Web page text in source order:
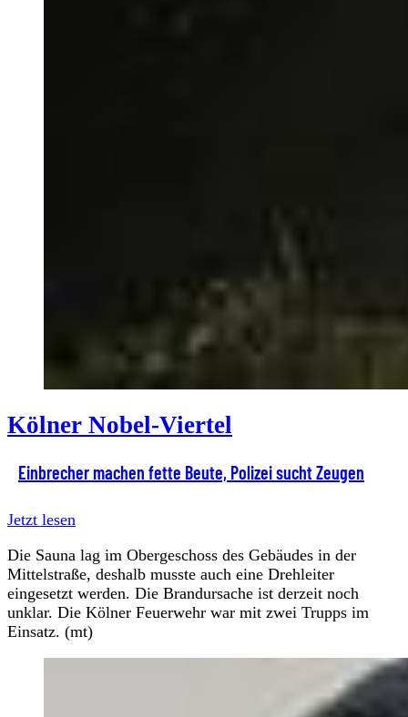
Kölner Nobel-Viertel
Einbrecher machen fette Beute, Polizei sucht Zeugen
Jetzt lesen
Die Sauna lag im Obergeschoss des Gebäudes in der
Mittelstraße, deshalb musste auch eine Drehleiter
eingesetzt werden. Die Brandursache ist derzeit noch
unklar. Die Kölner Feuerwehr war mit zwei Trupps im
Einsatz. (mt)